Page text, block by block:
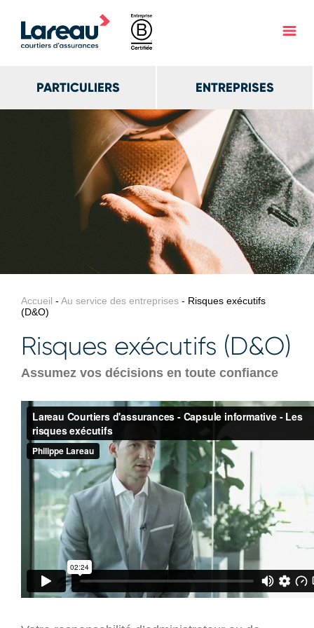
PARTICULIERS ENTREPRISES
Accueil - Au service des entreprises - Risques exécutifs
(D&O)
Risques exécutifs (D&O)
Assumez vos décisions en toute confiance